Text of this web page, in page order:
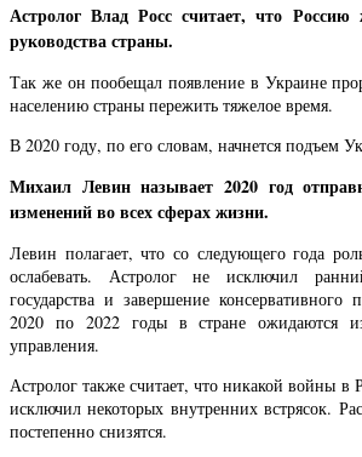
Астролог Влад Росс считает, что
руководства страны.
Так же он пообещал появление в Украине
населению страны пережить тяжелое время.
В 2020 году, по его словам, начнется подъем
Михаил Левин называет 2020 год
изменений во всех сферах жизни.
Левин полагает, что со следующего года
ослабевать. Астролог не исключил
государства и завершение
2020 по 2022 годы в стране ожидаются
управления.
Астролог также считает, что никакой войны в
исключил некоторых внутренних встрясок.
постепенно снизятся.